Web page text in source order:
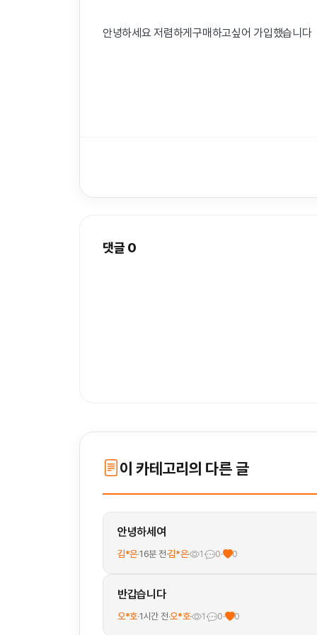
안녕하세요 저렴하게구매하고싶어 가입했습니다
댓글 0
이 카테고리의 다른 글
안녕하세여
김*은·16분 전·김*은· 1 · 0· 0
반갑습니다
오*호·1시간 전·오*호· 1 · 0· 0